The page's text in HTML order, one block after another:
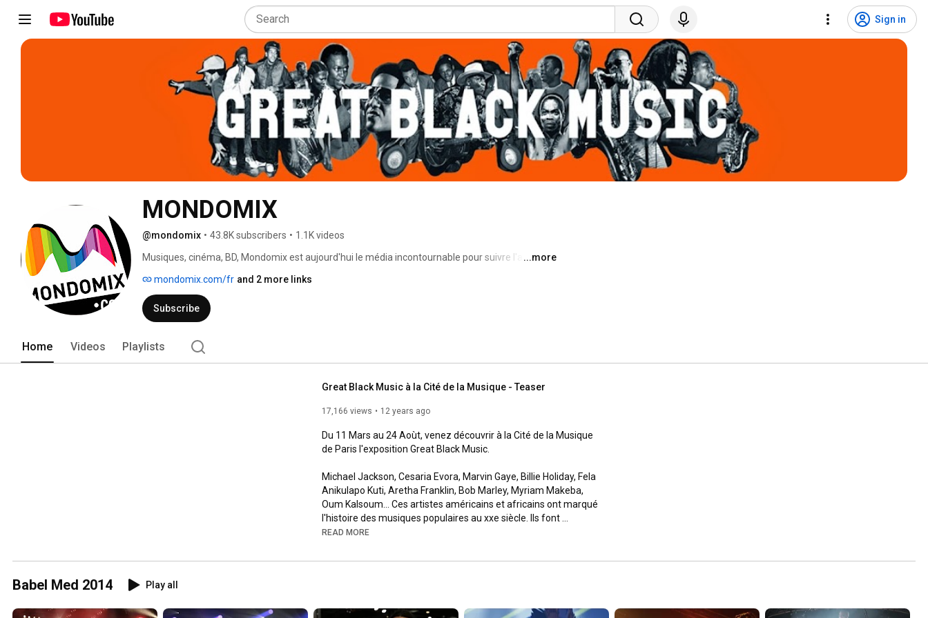
Sign in
MONDOMIX
@mondomix • 43.8K subscribers • 1.1K videos
Musiques, cinéma, BD, Mondomix est aujourd'hui le média incontournable pour suivre l'actualité
vous faire découvrir des artistes d'avenir et vous faire vibrer aux sons d'hier et d'aujourd'hui.
...more
mondomix.com/fr and 2 more links
Subscribe
Home Videos Playlists
Great Black Music à la Cité de la Musique - Teaser
17,166 views 12 years ago
Du 11 Mars au 24 Aoùt, venez découvrir à la Cité de la Musique
de Paris l'exposition Great Black Music.
Michael Jackson, Cesaria Evora, Marvin Gaye, Billie Holiday, Fela
Anikulapo Kuti, Aretha Franklin, Bob Marley, Myriam Makeba,
Oum Kalsoum... Ces artistes américains et africains ont marqué
l'histoire des musiques populaires au xxe siècle. Ils font
aujourd'hui partie d'un patrimoine commun, bien au-delà des
fleuve Congo à Congo Square, de la jungle de Harlem au bitume
sens à l'expression de « musique » noire. - Musiques, cinéma,
READ MORE
Babel Med 2014 Play all